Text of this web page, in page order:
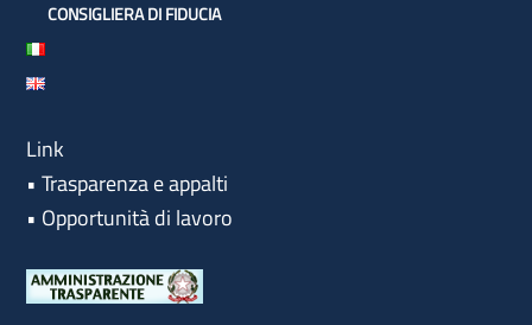
CONSIGLIERA DI FIDUCIA
Link
•Trasparenza e appalti
• Opportunità di lavoro